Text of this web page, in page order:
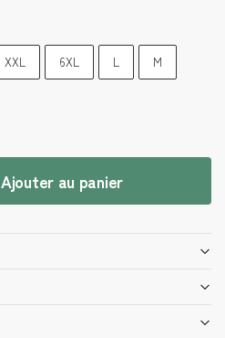
XXL 6XL L M
Ajouter au panier